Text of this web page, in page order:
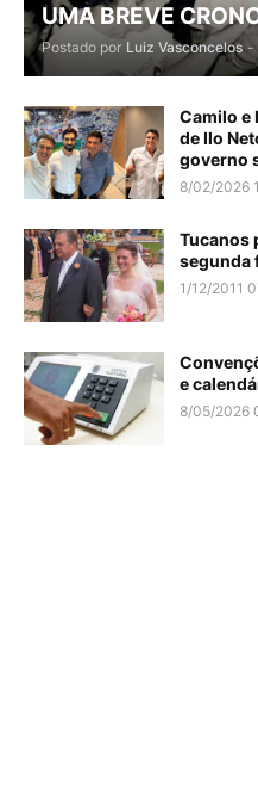
UMA BREVE
Postado por Luiz Vasconcelos -
Camilo e
de Ilo
governo
8/02/2026
Tucanos
segunda
1/12/2011
e
8/05/2026